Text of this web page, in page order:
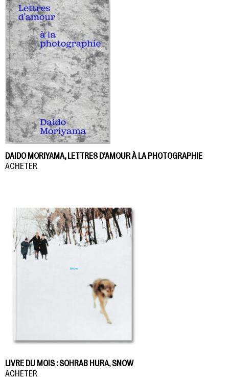
DAIDO MORIYAMA, LETTRES D’AMOUR À LA PHOTOGRAPHIE
ACHETER
LIVRE DU MOIS : SOHRAB HURA, SNOW
ACHETER